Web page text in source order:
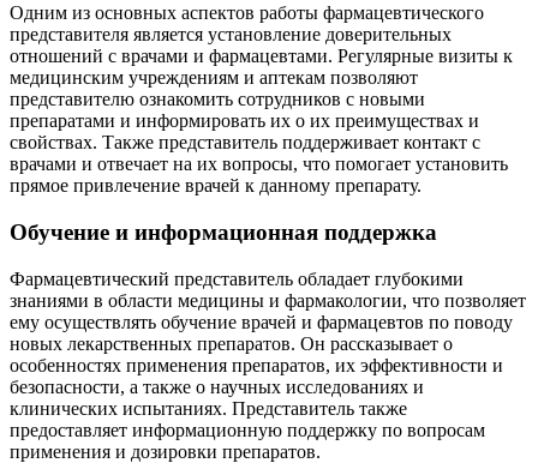
Одним из основных аспектов работы фармацевтического
представителя является установление доверительных
отношений с врачами и фармацевтами. Регулярные визиты к
медицинским учреждениям и аптекам позволяют
представителю ознакомить сотрудников с новыми
препаратами и информировать их о их преимуществах и
свойствах. Также представитель поддерживает контакт с
врачами и отвечает на их вопросы, что помогает установить
прямое привлечение врачей к данному препарату.
Обучение и информационная поддержка
Фармацевтический представитель обладает глубокими
знаниями в области медицины и фармакологии, что позволяет
ему осуществлять обучение врачей и фармацевтов по поводу
новых лекарственных препаратов. Он рассказывает о
особенностях применения препаратов, их эффективности и
безопасности, а также о научных исследованиях и
клинических испытаниях. Представитель также
предоставляет информационную поддержку по вопросам
применения и дозировки препаратов.